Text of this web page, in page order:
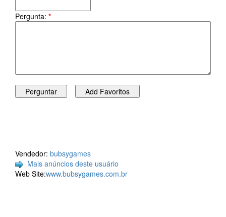
Pergunta: *
Vendedor: bubsygames
Mais anúncios deste usuário
Web Site:www.bubsygames.com.br